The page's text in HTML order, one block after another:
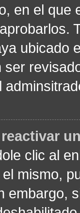
en el
ubicado
ser
clic al
mismo,
embargo,